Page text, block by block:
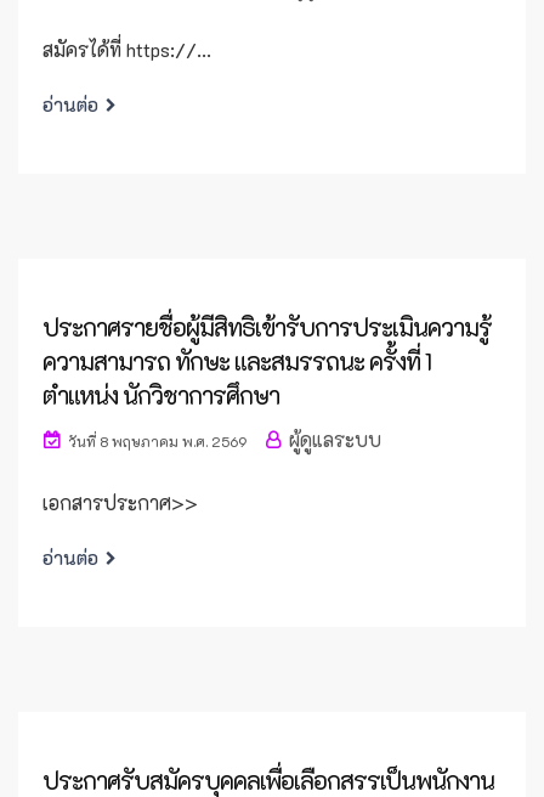
สมัครได้ที่ https://...
อ่านต่อ
ประกาศรายชื่อผู้มีสิทธิเข้ารับการประเมินความรู้
ความสามารถ ทักษะ และสมรรถนะ ครั้งที่ 1
ตำแหน่ง นักวิชาการศึกษา
วันที่ 8 พฤษภาคม พ.ศ. 2569 ผู้ดูแลระบบ
เอกสารประกาศ>>
อ่านต่อ
ประกาศรับสมัครบุคคลเพื่อเลือกสรรเป็นพนักงาน